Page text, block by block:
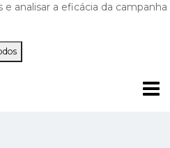
analisar a eficácia da campanha